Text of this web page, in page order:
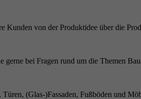
Kunden von der Produktidee über die
gerne bei Fragen rund um die Themen
Türen, (Glas-)Fassaden, Fußböden und